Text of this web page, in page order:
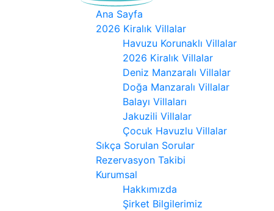
Ana Sayfa
2026 Kiralık Villalar
Havuzu Korunaklı Villalar
2026 Kiralık Villalar
Deniz Manzaralı Villalar
Doğa Manzaralı Villalar
Balayı Villaları
Jakuzili Villalar
Çocuk Havuzlu Villalar
Sıkça Sorulan Sorular
Rezervasyon Takibi
Kurumsal
Hakkımızda
Şirket Bilgilerimiz